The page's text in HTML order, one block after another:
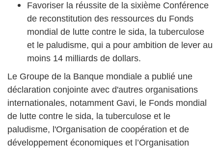
Favoriser la réussite de la sixième Conférence
de reconstitution des ressources du Fonds
mondial de lutte contre le sida, la tuberculose
et le paludisme, qui a pour ambition de lever au
moins 14 milliards de dollars.
Le Groupe de la Banque mondiale a publié une
déclaration conjointe avec d'autres organisations
internationales, notamment Gavi, le Fonds mondial
de lutte contre le sida, la tuberculose et le
paludisme, l'Organisation de coopération et de
développement économiques et l’Organisation